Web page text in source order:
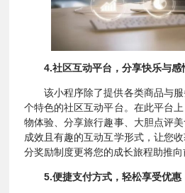
4.社区互动平台，分享快乐与感
该小程序除了提供各类商品与
个特色的社区互动平台。在此平台
物体验、分享旅行趣事、大胆点评
成效且有趣的互动互学形式，让您
分奖励制度更将您的成长旅程助推向
5.便捷支付方式，轻松享受优惠